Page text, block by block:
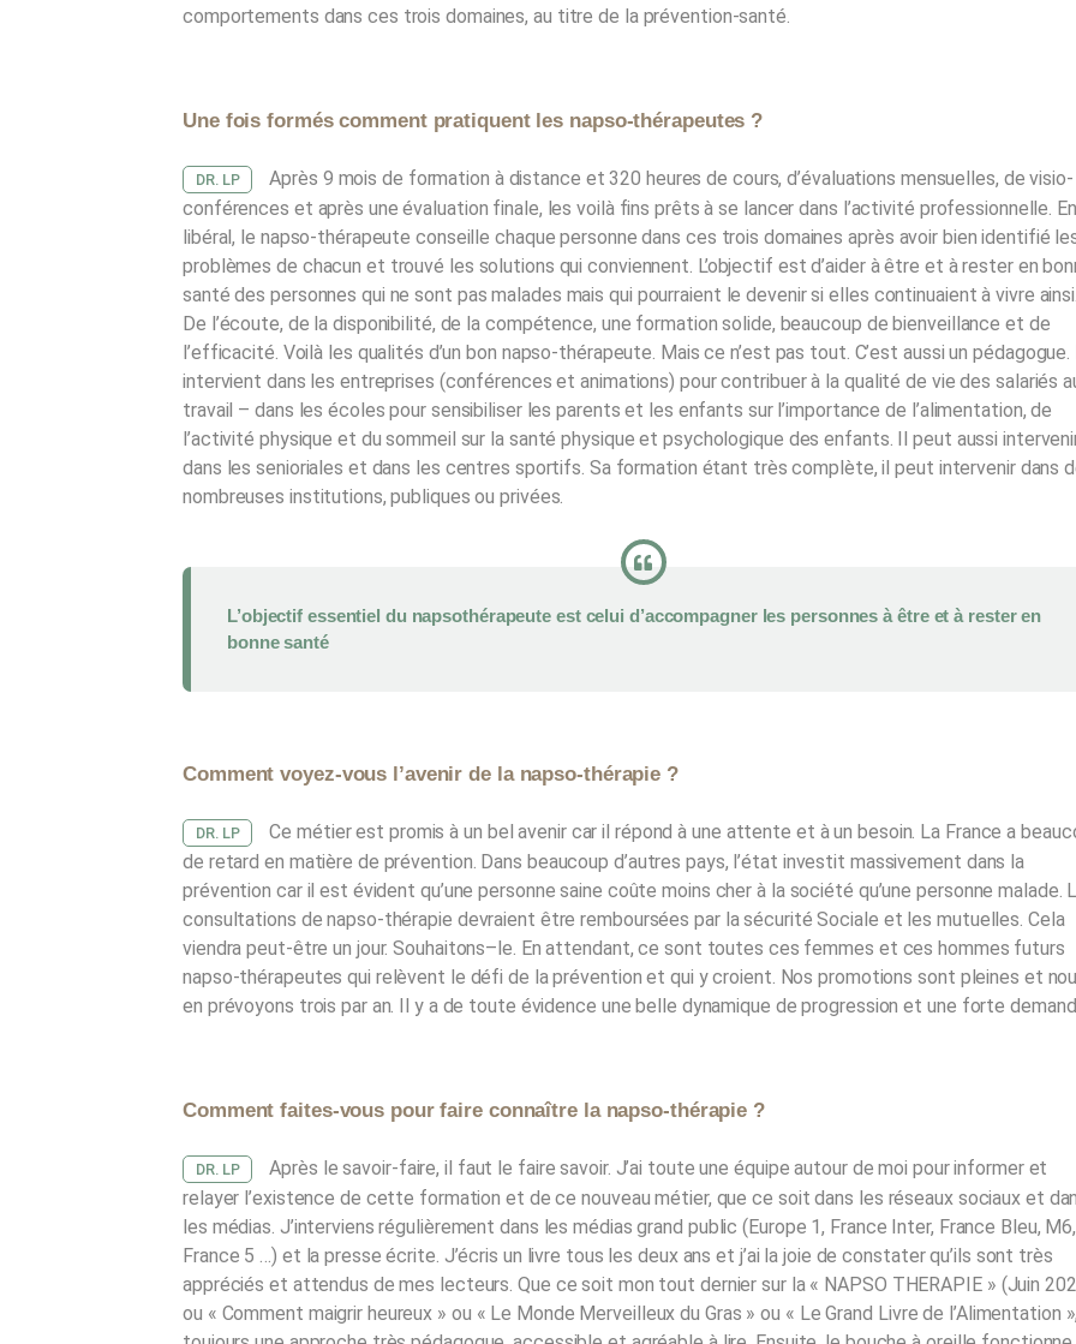
comportements dans ces trois domaines, au titre de la prévention-santé.
Une fois formés comment pratiquent les napso-thérapeutes ?
DR. LP
Après 9 mois de formation à distance et 320 heures de cours, d’évaluations mensuelles, de visio-
conférences et après une évaluation finale, les voilà fins prêts à se lancer dans l’activité professionnelle. En
libéral, le napso-thérapeute conseille chaque personne dans ces trois domaines après avoir bien identifié
problèmes de chacun et trouvé les solutions qui conviennent. L’objectif est d’aider à être et à rester en
santé des personnes qui ne sont pas malades mais qui pourraient le devenir si elles continuaient à vivre ainsi.
De l’écoute, de la disponibilité, de la compétence, une formation solide, beaucoup de bienveillance et de
l’efficacité. Voilà les qualités d’un bon napso-thérapeute. Mais ce n’est pas tout. C’est aussi un pédagogue.
intervient dans les entreprises (conférences et animations) pour contribuer à la qualité de vie des salariés
travail – dans les écoles pour sensibiliser les parents et les enfants sur l’importance de l’alimentation, de
l’activité physique et du sommeil sur la santé physique et psychologique des enfants. Il peut aussi
dans les senioriales et dans les centres sportifs. Sa formation étant très complète, il peut intervenir dans
nombreuses institutions, publiques ou privées.
L’objectif essentiel du napsothérapeute est celui d’accompagner les personnes à être et à rester en
bonne santé
Comment voyez-vous l’avenir de la napso-thérapie ?
DR. LP
Ce métier est promis à un bel avenir car il répond à une attente et à un besoin. La France a
de retard en matière de prévention. Dans beaucoup d’autres pays, l’état investit massivement dans la
prévention car il est évident qu’une personne saine coûte moins cher à la société qu’une personne malade.
consultations de napso-thérapie devraient être remboursées par la sécurité Sociale et les mutuelles. Cela
viendra peut-être un jour. Souhaitons–le. En attendant, ce sont toutes ces femmes et ces hommes futurs
napso-thérapeutes qui relèvent le défi de la prévention et qui y croient. Nos promotions sont pleines et
en prévoyons trois par an. Il y a de toute évidence une belle dynamique de progression et une forte
Comment faites-vous pour faire connaître la napso-thérapie ?
DR. LP
Après le savoir-faire, il faut le faire savoir. J’ai toute une équipe autour de moi pour informer et
relayer l’existence de cette formation et de ce nouveau métier, que ce soit dans les réseaux sociaux et
les médias. J’interviens régulièrement dans les médias grand public (Europe 1, France Inter, France Bleu, M6,
France 5 …) et la presse écrite. J’écris un livre tous les deux ans et j’ai la joie de constater qu’ils sont très
appréciés et attendus de mes lecteurs. Que ce soit mon tout dernier sur la « NAPSO THERAPIE » (Juin
ou « Comment maigrir heureux » ou « Le Monde Merveilleux du Gras » ou « Le Grand Livre de l’Alimentation »,